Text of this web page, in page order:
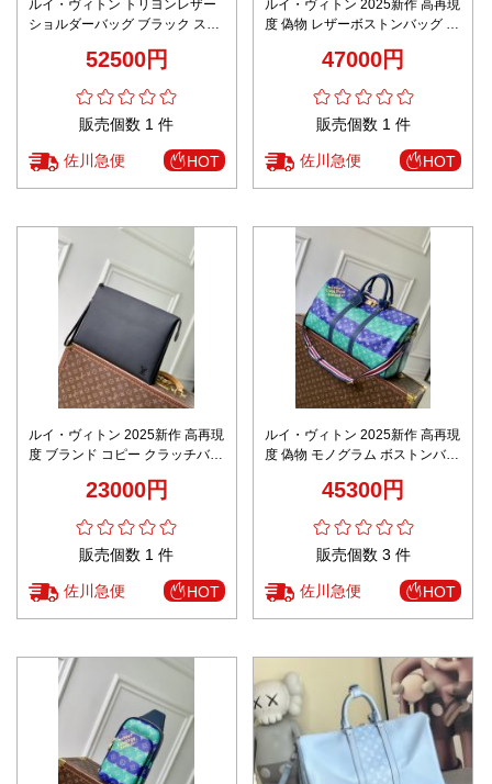
ルイ・ヴィトン トリヨンレザー
ショルダーバッグ ブラック スー
現 本革使用 高級感仕上げ 実店舗
52500円
販売個数 1 件
佐川急便 HOT
ルイ・ヴィトン 2025新作 高再現
度 偽物 レザーボストンバッグ 専
47000円
販売個数 1 件
佐川急便 HOT
ルイ・ヴィトン 2025新作 高再現
度 ブランド コピー クラッチバッ
23000円
販売個数 1 件
佐川急便 HOT
ルイ・ヴィトン 2025新作 高再現
度 偽物 モノグラム ボストンバッ
45300円
販売個数 3 件
佐川急便 HOT